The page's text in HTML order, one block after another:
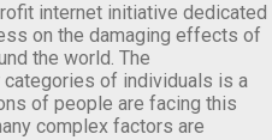
internet initiative dedicated
on the damaging effects of
the world. The
of individuals is a
of people are facing this
complex factors are